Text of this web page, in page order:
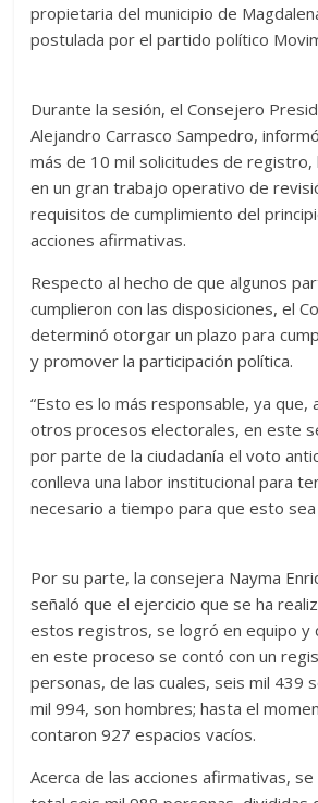
propietaria del municipio de
postulada por el partido político
Durante la sesión, el Consejero
Alejandro Carrasco Sampedro,
más de 10 mil solicitudes de
en un gran trabajo operativo de
requisitos de cumplimiento del
acciones afirmativas.
Respecto al hecho de que algunos
cumplieron con las disposiciones, el
determinó otorgar un plazo para
y promover la participación política.
“Esto es lo más responsable, ya que,
otros procesos electorales, en este
por parte de la ciudadanía el voto
conlleva una labor institucional para
necesario a tiempo para que esto sea
Por su parte, la consejera Nayma
señaló que el ejercicio que se ha
estos registros, se logró en equipo y
en este proceso se contó con un
personas, de las cuales, seis mil 439
mil 994, son hombres; hasta el
contaron 927 espacios vacíos.
Acerca de las acciones afirmativas,